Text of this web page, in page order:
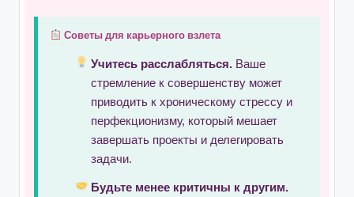
Советы для карьерного взлета
Учитесь расслабляться. Ваше
стремление к совершенству может
приводить к хроническому стрессу и
перфекционизму, который мешает
завершать проекты и делегировать
задачи.
Будьте менее критичны к другим.